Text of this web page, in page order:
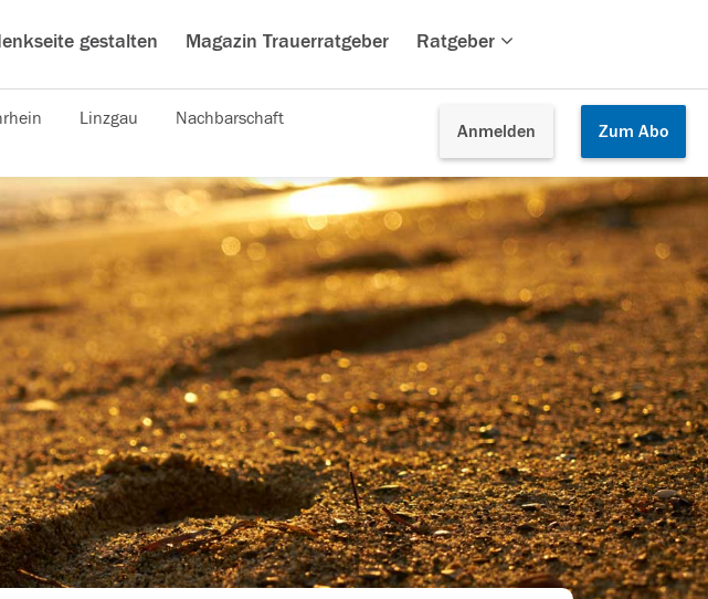
gestalten Magazin Trauerratgeber Ratgeber
Anmelden Zum Abo
Linzgau Nachbarschaft